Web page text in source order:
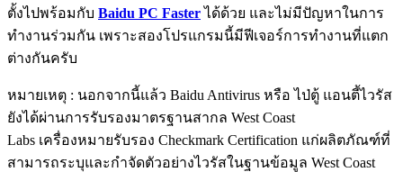
ตั้งไปพร้อมกับ Baidu PC Fasterได้ด้วย และไม่มีปัญหาในการ
ทำงานร่วมกัน เพราะสองโปรแกรมนี้มีฟีเจอร์การทำงานที่แตก
ต่างกันครับ
หมายเหตุ : นอกจากนี้แล้ว Baidu Antivirus หรือ ไป่ตู้ แอนตี้ไวรัส
ยังได้ผ่านการรับรองมาตรฐานสากล West Coast
Labs เครื่องหมายรับรอง Checkmark Certification แก่ผลิตภัณฑ์ที่
สามารถระบุและกำจัดตัวอย่างไวรัสในฐานข้อมูล West Coast